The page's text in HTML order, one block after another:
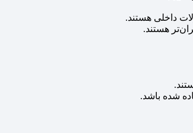
داخلی هستند.
هستند.
شده باشد.